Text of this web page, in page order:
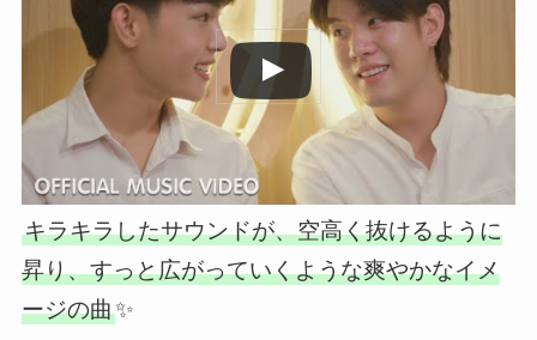
キラキラしたサウンドが、空高く抜けるように
昇り、すっと広がっていくような爽やかなイメ
ージの曲✨